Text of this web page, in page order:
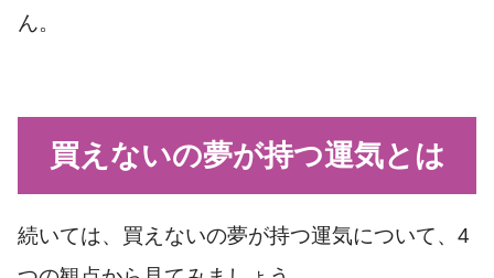
ん。
買えないの夢が持つ運気とは
続いては、買えないの夢が持つ運気について、4